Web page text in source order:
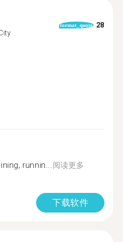
format_quote 28
runnin...阅读更多
下载软件